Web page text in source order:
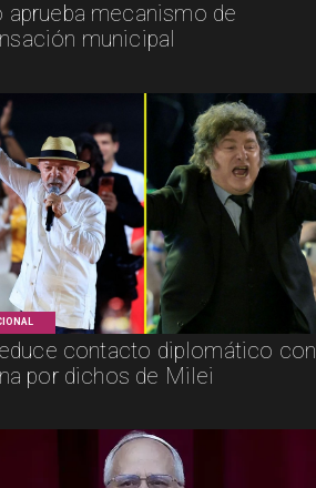
aprueba mecanismo de
municipal
contacto diplomático con
por dichos de Milei